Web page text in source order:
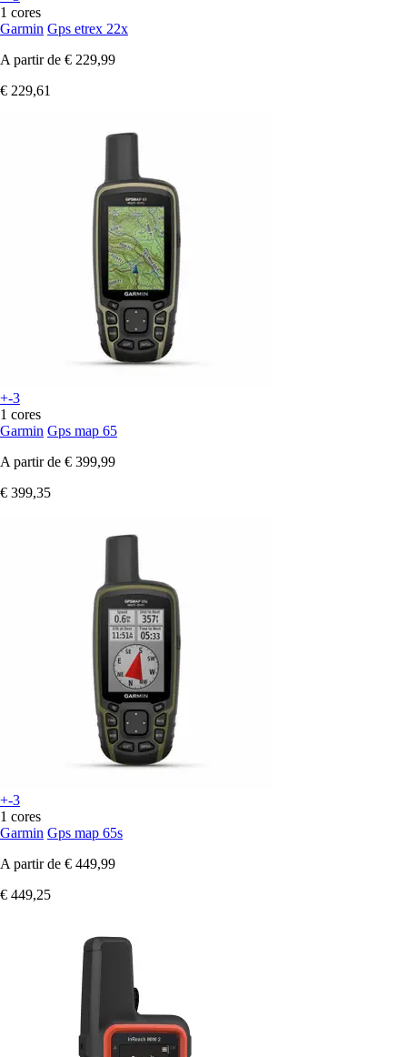
1 cores
Garmin Gps etrex 22x
A partir de € 229,99
€ 229,61
+-3
1 cores
Garmin Gps map 65
A partir de € 399,99
€ 399,35
+-3
1 cores
Garmin Gps map 65s
A partir de € 449,99
€ 449,25